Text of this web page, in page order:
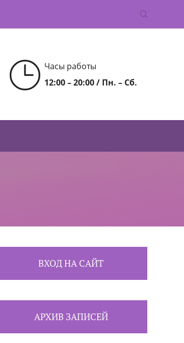
Часы работы
12:00 – 20:00 / Пн. – Сб.
ВХОД НА САЙТ
АРХИВ ЗАПИСЕЙ